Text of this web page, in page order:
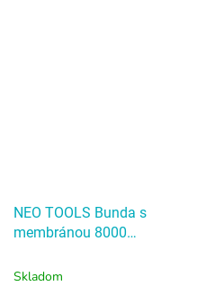
NEO TOOLS Bunda s
membránou 8000
TOOLS Bunda s
Skladom